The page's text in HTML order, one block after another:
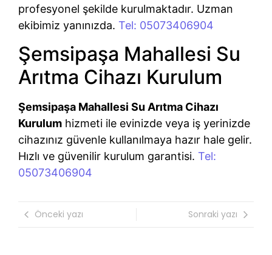
profesyonel şekilde kurulmaktadır. Uzman
ekibimiz yanınızda. Tel: 05073406904
Şemsipaşa Mahallesi Su
Arıtma Cihazı Kurulum
Şemsipaşa Mahallesi Su Arıtma Cihazı
Kurulum hizmeti ile evinizde veya iş yerinizde
cihazınız güvenle kullanılmaya hazır hale gelir.
Hızlı ve güvenilir kurulum garantisi. Tel:
05073406904
Önceki yazı Sonraki yazı